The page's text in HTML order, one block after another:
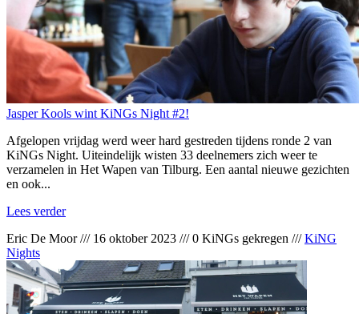
Jasper Kools wint KiNGs Night #2!
Afgelopen vrijdag werd weer hard gestreden tijdens ronde 2 van
KiNGs Night. Uiteindelijk wisten 33 deelnemers zich weer te
verzamelen in Het Wapen van Tilburg. Een aantal nieuwe gezichten
en ook...
Lees verder
Eric De Moor/// 16 oktober 2023 ///0 KiNGs gekregen ///KiNG
Nights